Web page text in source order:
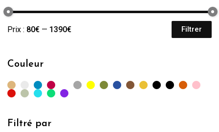
Filtrer
Prix : 80€ — 1390€
Couleur
Filtré par